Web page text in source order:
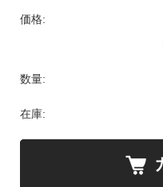
価格:
数量:
在庫: